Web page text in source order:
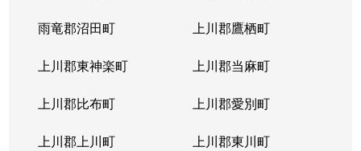
雨竜郡沼田町 上川郡鷹栖町
上川郡東神楽町 上川郡当麻町
上川郡比布町 上川郡愛別町
上川郡上川町 上川郡東川町